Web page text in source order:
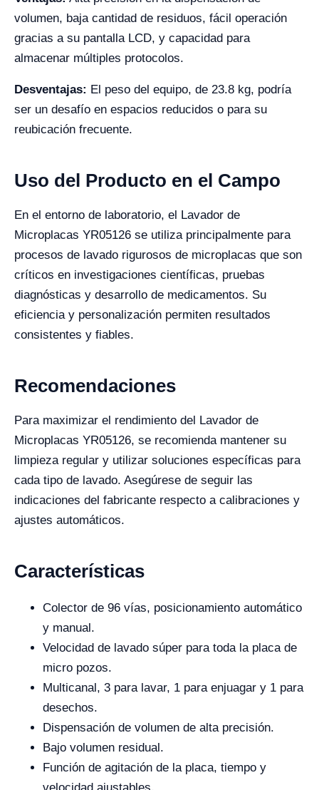
volumen, baja cantidad de residuos, fácil operación
gracias a su pantalla LCD, y capacidad para
almacenar múltiples protocolos.
Desventajas: El peso del equipo, de 23.8 kg, podría
ser un desafío en espacios reducidos o para su
reubicación frecuente.
Uso del Producto en el Campo
En el entorno de laboratorio, el Lavador de
Microplacas YR05126 se utiliza principalmente para
procesos de lavado rigurosos de microplacas que son
críticos en investigaciones científicas, pruebas
diagnósticas y desarrollo de medicamentos. Su
eficiencia y personalización permiten resultados
consistentes y fiables.
Recomendaciones
Para maximizar el rendimiento del Lavador de
Microplacas YR05126, se recomienda mantener su
limpieza regular y utilizar soluciones específicas para
cada tipo de lavado. Asegúrese de seguir las
indicaciones del fabricante respecto a calibraciones y
ajustes automáticos.
Características
Colector de 96 vías, posicionamiento automático
y manual.
Velocidad de lavado súper para toda la placa de
micro pozos.
Multicanal, 3 para lavar, 1 para enjuagar y 1 para
desechos.
Dispensación de volumen de alta precisión.
Bajo volumen residual.
Función de agitación de la placa, tiempo y